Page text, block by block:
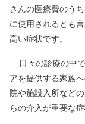
さんの医療費のう
に使用されるとも
高い症状です。
日々の診療の中
アを提供する家族
院や施設入所など
らの介入が重要な症